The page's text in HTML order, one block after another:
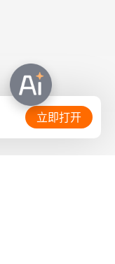
立即打开